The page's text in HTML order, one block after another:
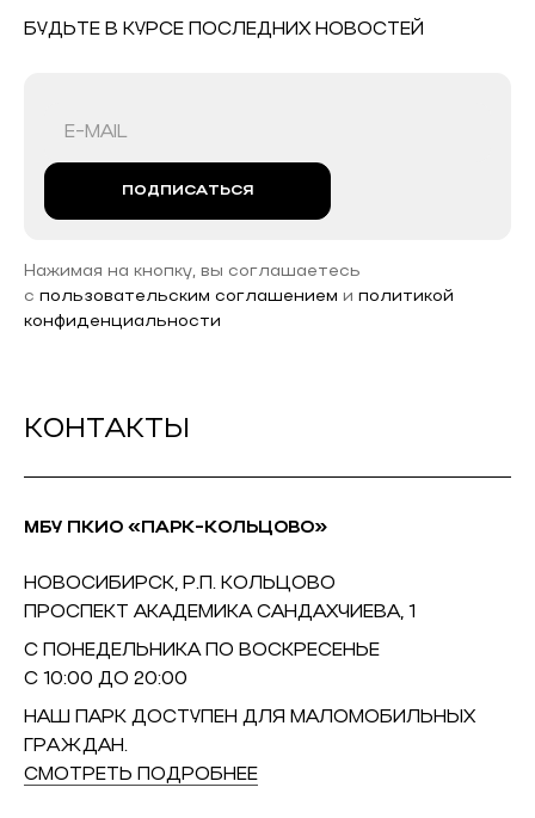
БУДЬТЕ В КУРСЕ ПОСЛЕДНИХ НОВОСТЕЙ
ПОДПИСАТЬСЯ
Нажимая на кнопку, вы соглашаетесь
с пользовательским соглашением и политикой
конфиденциальности
КОНТАКТЫ
МБУ ПКИО «ПАРК-КОЛЬЦОВО»
НОВОСИБИРСК, Р.П. КОЛЬЦОВО
ПРОСПЕКТ АКАДЕМИКА САНДАХЧИЕВА, 1
С ПОНЕДЕЛЬНИКА ПО ВОСКРЕСЕНЬЕ
С 10:00 ДО 20:00
НАШ ПАРК ДОСТУПЕН ДЛЯ МАЛОМОБИЛЬНЫХ
ГРАЖДАН.
СМОТРЕТЬ ПОДРОБНЕЕ